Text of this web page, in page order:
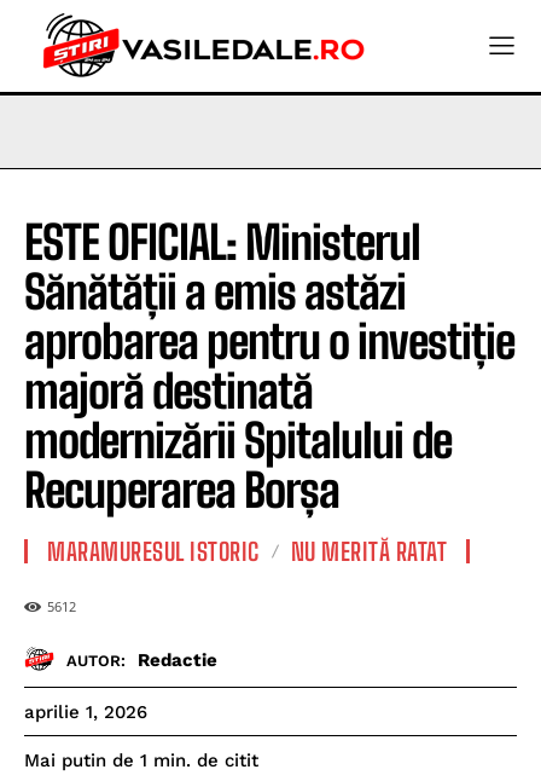
ESTE OFICIAL: Ministerul
Sănătății a emis astăzi
aprobarea pentru o investiție
majoră destinată
modernizării Spitalului de
Recuperarea Borșa
MARAMURESUL ISTORIC NU MERITĂ RATAT
5612
AUTOR: Redactie
aprilie 1, 2026
Mai putin de 1 min. de citit